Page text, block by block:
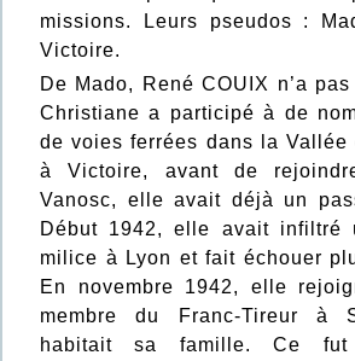
missions. Leurs pseudos :
Victoire.
De Mado, René COUIX n’a
Christiane a participé à de
de voies ferrées dans la Vallée
à Victoire, avant de
Vanosc, elle avait déjà un
Début 1942, elle avait infiltré
milice à Lyon et fait échouer
En novembre 1942, elle
membre du Franc-Tireur à
habitait sa famille. Ce fut